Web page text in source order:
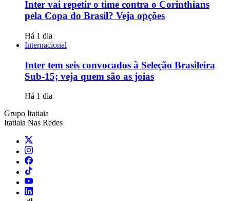
Inter vai repetir o time contra o Corinthians
pela Copa do Brasil? Veja opções
Há 1 dia
Internacional
Inter tem seis convocados à Seleção Brasileira
Sub-15; veja quem são as joias
Há 1 dia
Grupo Itatiaia
Itatiaia Nas Redes